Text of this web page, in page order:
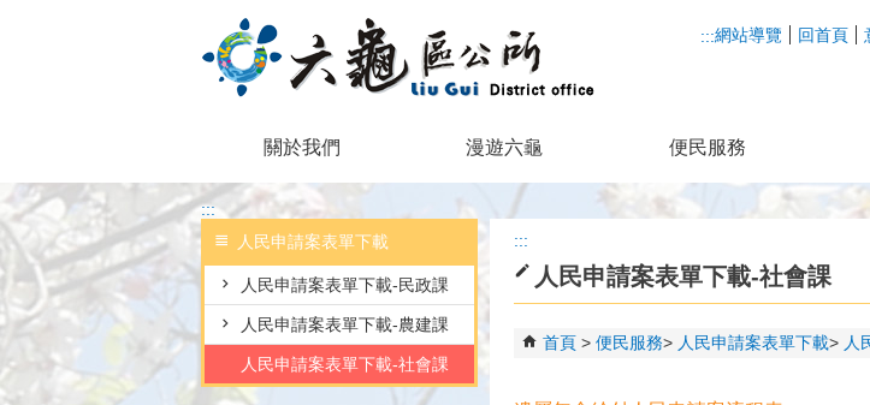
:::網站導覽 回首頁
關於我們 漫遊六龜 便民服務
:::
人民申請案表單下載
人民申請案表單下載-民政課
人民申請案表單下載-農建課
人民申請案表單下載-社會課
:::
人民申請案表單下載-社會課
首頁 便民服務 人民申請案表單下載 人